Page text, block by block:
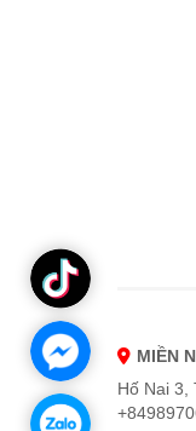
MIỀN
Hố Nai 3,